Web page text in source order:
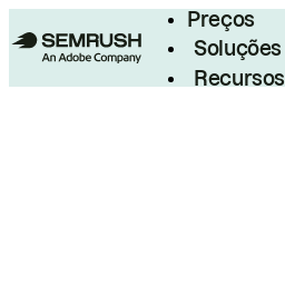
Preços
Soluções
Recursos